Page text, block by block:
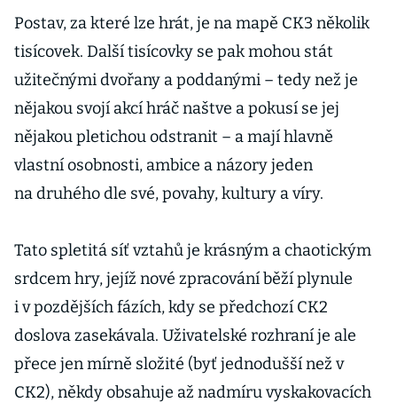
Postav, za které lze hrát, je na mapě CK3 několik
tisícovek. Další tisícovky se pak mohou stát
užitečnými dvořany a poddanými – tedy než je
nějakou svojí akcí hráč naštve a pokusí se jej
nějakou pletichou odstranit – a mají hlavně
vlastní osobnosti, ambice a názory jeden
na druhého dle své, povahy, kultury a víry.
Tato spletitá síť vztahů je krásným a chaotickým
srdcem hry, jejíž nové zpracování běží plynule
i v pozdějších fázích, kdy se předchozí CK2
doslova zasekávala. Uživatelské rozhraní je ale
přece jen mírně složité (byť jednodušší než v
CK2), někdy obsahuje až nadmíru vyskakovacích